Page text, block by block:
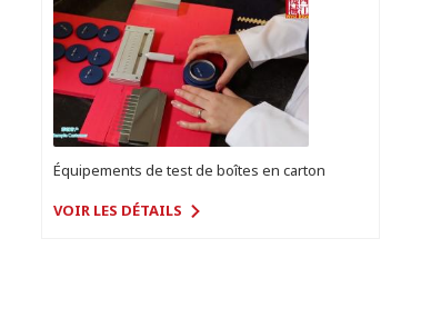
Équipements de test de boîtes en carton
VOIR LES DÉTAILS